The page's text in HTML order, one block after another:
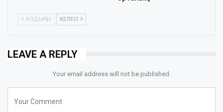
АЛДЫҢҒЫ КЕЛЕСІ
LEAVE A REPLY
Your email address will not be published.